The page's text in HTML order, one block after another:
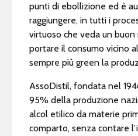
punti di ebollizione ed è
raggiungere, in tutti i
virtuoso che veda un buon
portare il consumo vicino
sempre più green la
AssoDistil, fondata nel
95% della produzione
alcol etilico da materie
comparto, senza contare